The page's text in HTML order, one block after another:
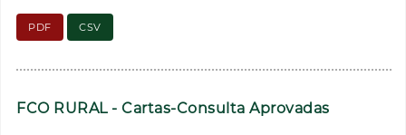
PDF CSV
FCO RURAL - Cartas-Consulta Aprovadas